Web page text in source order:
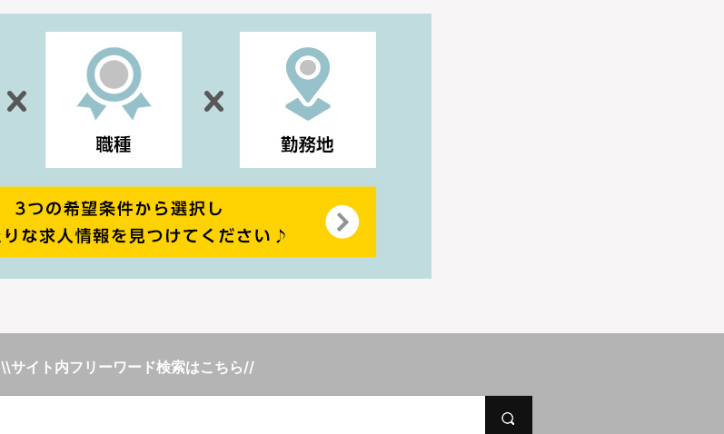
\\サイト内フリーワード検索はこちら//